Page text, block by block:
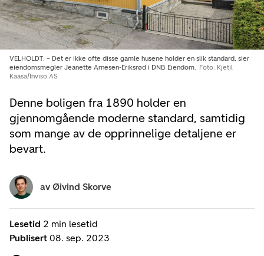
Denne boligen fra 1890 holder en
gjennomgående moderne standard, samtidig
som mange av de opprinnelige detaljene er
bevart.
VELHOLDT: – Det er ikke ofte disse gamle husene holder en slik standard, sier
eiendomsmegler Jeanette Arnesen-Eriksrød i DNB Eiendom.
Foto: Kjetil
Kaasa/Inviso AS
Lesetid 2 min lesetid
Publisert 08. sep. 2023
av Øivind Skorve